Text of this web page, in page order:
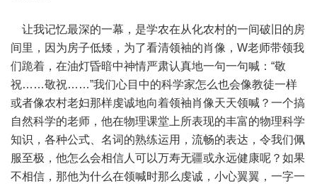
让我记忆最深的一幕，是学农在从化农村的一间破旧的房
间里，因为房子低矮，为了看清领袖的肖像，W老师带领我
们跪着，在油灯昏暗中神情严肃认真地一句一句喊：“敬
祝……敬祝……”我们心目中的科学家怎么也会像教徒一样
或者像农村老妇那样虔诚地向着领袖肖像天天领喊？一个搞
自然科学的老师，他在物理课堂上所表现的丰富的物理科学
知识，各种公式、名词的熟练运用，流畅的表达，令我们佩
服至极，他怎么会相信人可以万寿无疆或永远健康呢？如果
不相信，那他为什么在领喊时那么虔诚，小心翼翼，一字一